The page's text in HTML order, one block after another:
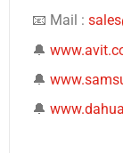
📧 Mail :
🔔
🔔
🔔